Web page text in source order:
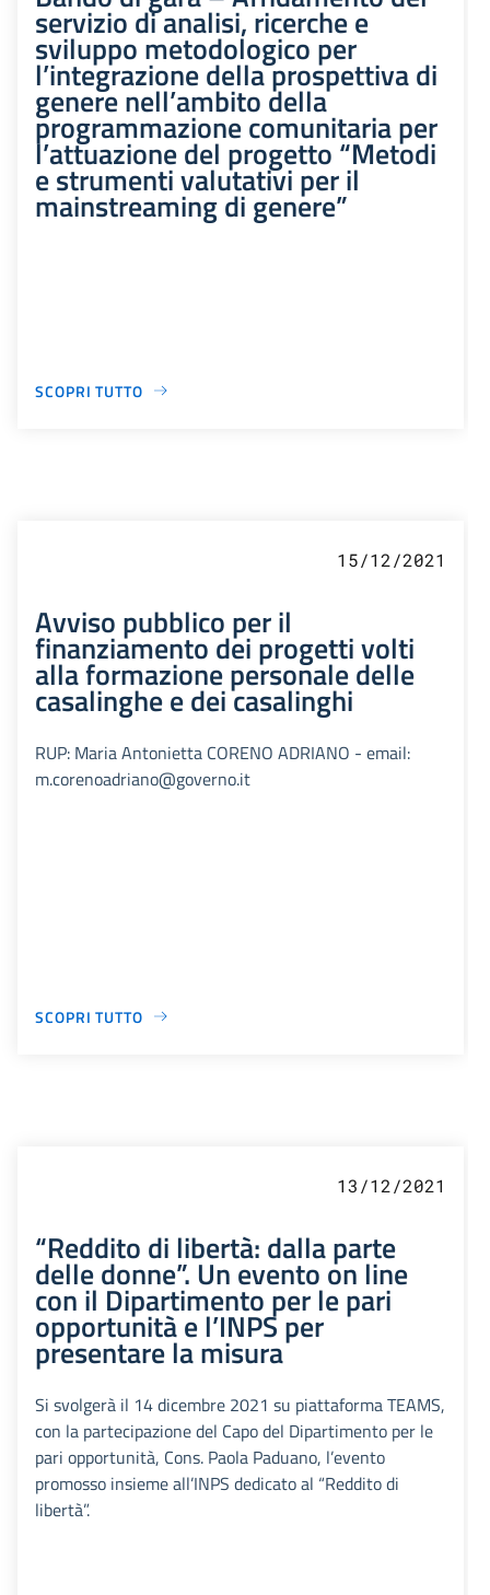
servizio di analisi, ricerche e
sviluppo metodologico per
l’integrazione della prospettiva di
genere nell’ambito della
programmazione comunitaria per
l’attuazione del progetto “Metodi
e strumenti valutativi per il
mainstreaming di genere”
SCOPRI TUTTO
15/12/2021
Avviso pubblico per il
finanziamento dei progetti volti
alla formazione personale delle
casalinghe e dei casalinghi
RUP: Maria Antonietta CORENO ADRIANO - email:
m.corenoadriano@governo.it
SCOPRI TUTTO
13/12/2021
“Reddito di libertà: dalla parte
delle donne”. Un evento on line
con il Dipartimento per le pari
opportunità e l’INPS per
presentare la misura
Si svolgerà il 14 dicembre 2021 su piattaforma TEAMS,
con la partecipazione del Capo del Dipartimento per le
pari opportunità, Cons. Paola Paduano, l’evento
promosso insieme all’INPS dedicato al “Reddito di
libertà”.